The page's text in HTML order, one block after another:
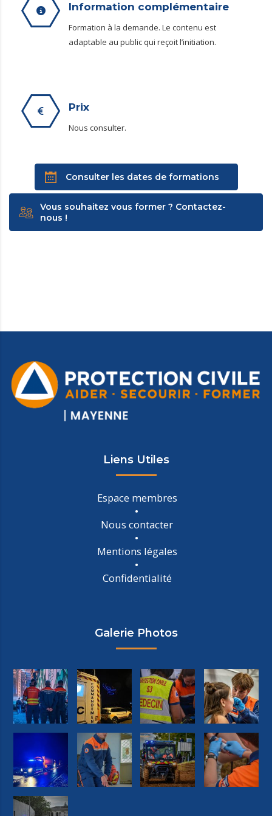
Information complémentaire
Formation à la demande. Le contenu est
adaptable au public qui reçoit l’initiation.
Prix
Nous consulter.
Consulter les dates de formations
Vous souhaitez vous former ? Contactez-
nous !
Liens Utiles
Espace membres
Nous contacter
Mentions légales
Confidentialité
Galerie Photos